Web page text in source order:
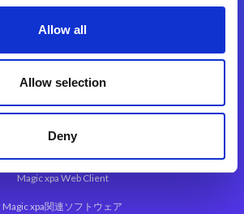
Allow all
Allow selection
Deny
Magic xpa Web Client
Magic xpa関連ソフトウェア